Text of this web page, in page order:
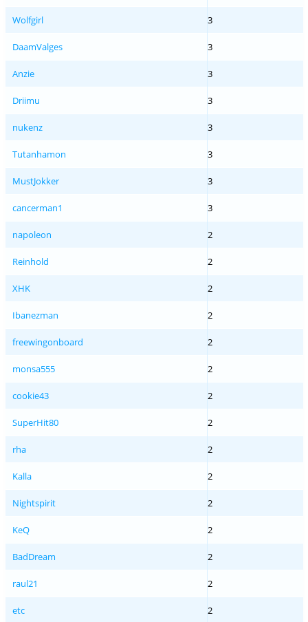
Wolfgirl 3
DaamValges 3
Anzie 3
Driimu 3
nukenz 3
Tutanhamon 3
MustJokker 3
cancerman1 3
napoleon 2
Reinhold 2
XHK 2
Ibanezman 2
freewingonboard 2
monsa555 2
cookie43 2
SuperHit80 2
rha 2
Kalla 2
Nightspirit 2
KeQ 2
BadDream 2
raul21 2
etc 2